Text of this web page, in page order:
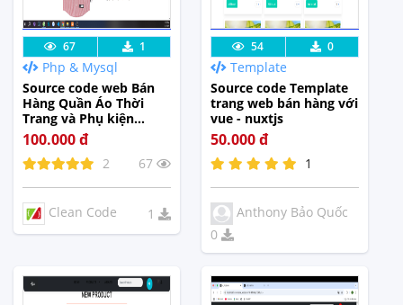
Lưu code Xem Thực
Tế
67 1
Php & Mysql
Source code web Bán
Hàng Quần Áo Thời
Trang và Phụ kiện
FASHION Php Mysql
100.000 đ
2 67
Clean Code 1
Lưu code Xem Thực
Tế
54 0
Template
Source code Template
trang web bán hàng với
vue - nuxtjs
50.000 đ
1
Anthony Bảo Quốc
0